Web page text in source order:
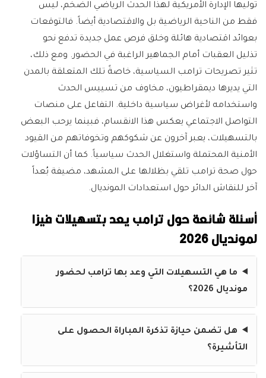
توليها الإدارة الأمريكية لهذا الحدث الرياضي الضخم، ليس
فقط من الناحية الرياضية بل والاقتصادية أيضاً. فالتوقعات
بعوائد اقتصادية هائلة وخلق فرص عمل جديدة تدفع نحو
تذليل العقبات أمام الجماهير الراغبة في الحضور. ومع ذلك،
تثير تصريحات ترامب السياسية، خاصةً تلك المتعلقة بالمدن
التي يديرها ديمقراطيون، مخاوف من تسييس الحدث
واستخدامه لأغراض سياسية داخلية. التفاعل على منصات
التواصل الاجتماعي يعكس هذا الانقسام، فبينما يرحب البعض
بالتسهيلات، يعبر آخرون عن شكوكهم وتخوفاتهم من القيود
الأمنية المحتملة واستغلال الحدث سياسياً. كما أن التساؤلات
حول صحة ترامب تلقي بظلالها على المشهد، مضيفة بُعداً
آخر للنقاش الدائر حول استعدادات المونديال.
أسئلة شائعة حول ترامب يعد بتسهيلات فيزا
لمونديال 2026
ما هي التسهيلات التي وعد بها ترامب لحضور
مونديال 2026؟
هل تضمن حيازة تذكرة المباراة الحصول على
التأشيرة؟